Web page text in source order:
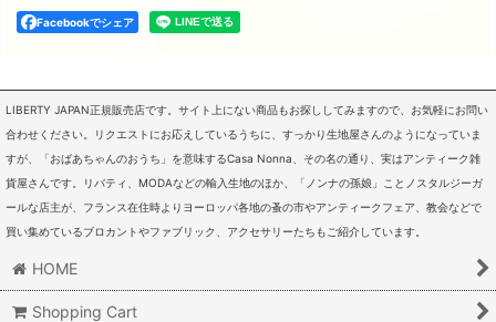
Facebookでシェア
LIBERTY JAPAN正規販売店です。サイト上にない商品もお探ししてみますので、お気軽にお問い
合わせください。リクエストにお応えしているうちに、すっかり生地屋さんのようになっていま
すが、「おばあちゃんのおうち」を意味するCasa Nonna、その名の通り、実はアンティーク雑
貨屋さんです。リバティ、MODAなどの輸入生地のほか、「ノンナの孫娘」ことノスタルジーガ
ールな店主が、フランス在住時よりヨーロッパ各地の蚤の市やアンティークフェア、教会などで
買い集めているブロカントやファブリック、アクセサリーたちもご紹介しています。
HOME
Shopping Cart